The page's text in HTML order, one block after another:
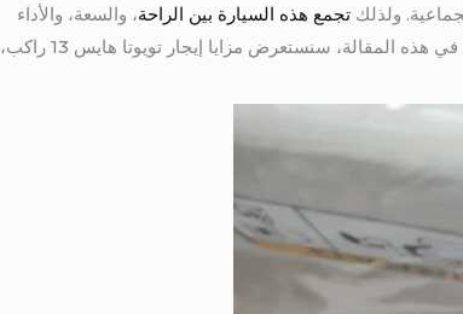
تجمع هذه السيارة بين الراحة، والسعة، والأداء
الجيد، بالتالى مما يجعلها مثالية للاستخدامات العائلية، والرحلات، والنقل التجاري. ولذلك في هذه المقالة، سنستعرض مزايا إيجار تويوتا هايس 13 راكب،